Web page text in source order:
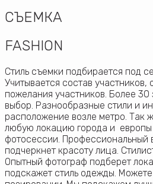
СЪЕМКА
FASHION
Стиль съемки подбирается под
Учитывается состав участников,
пожелания участников. Более 30
выбор. Разнообразные стили и
расположение возле метро. Так
любую локацию города и
фотосессии. Профессиональный
подчеркнет красоту лица.
Опытный фотограф подберет
подскажет стиль одежды.